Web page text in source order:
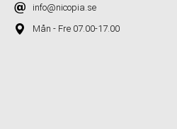
info@nicopia.se
Mån - Fre 07.00-17.00